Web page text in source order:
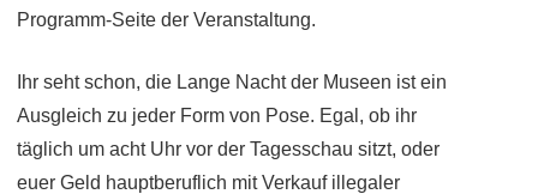
Programm-Seite der Veranstaltung.
Ihr seht schon, die Lange Nacht der Museen ist ein
Ausgleich zu jeder Form von Pose. Egal, ob ihr
täglich um acht Uhr vor der Tagesschau sitzt, oder
euer Geld hauptberuflich mit Verkauf illegaler